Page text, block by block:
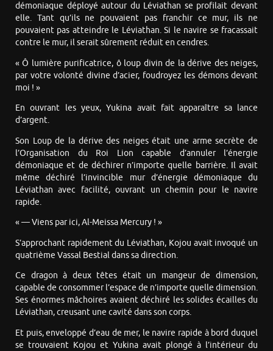
démoniaque déployé autour du Léviathan se profilait devant
elle. Tant qu’ils ne pouvaient pas franchir ce mur, ils ne
pouvaient pas atteindre le Léviathan. Si le navire se fracassait
contre le mur, il serait sûrement réduit en cendres.
« Ô lumière purificatrice, ô loup divin de la dérive des neiges,
par votre volonté divine d’acier, foudroyez les démons devant
moi ! »
En ouvrant les yeux, Yukina avait fait apparaître sa lance
d’argent.
Son Loup de la dérive des neiges était une arme secrète de
l’Organisation du Roi Lion capable d’annuler l’énergie
démoniaque et de déchirer n’importe quelle barrière. Il avait
même déchiré l’invincible mur d’énergie démoniaque du
Léviathan avec facilité, ouvrant un chemin pour le navire
rapide.
« — Viens par ici, Al-Meissa Mercury ! »
S’approchant rapidement du Léviathan, Kojou avait invoqué un
quatrième Vassal Bestial dans sa direction.
Ce dragon à deux têtes était un mangeur de dimension,
capable de consommer l’espace de n’importe quelle dimension.
Ses énormes mâchoires avaient déchiré les solides écailles du
Léviathan, creusant une cavité dans son corps.
Et puis, enveloppé d’eau de mer, le navire rapide à bord duquel
se trouvaient Kojou et Yukina avait plongé à l’intérieur du